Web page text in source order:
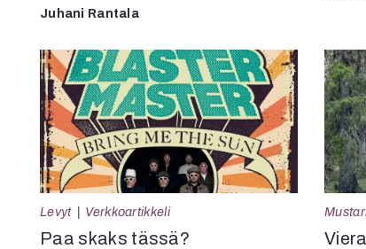
Juhani Rantala
Levyt Verkkoartikkeli
Paa skaks tässä?